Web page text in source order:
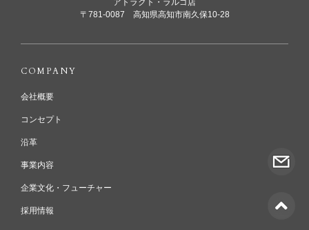
〒781-0087 高知県高知市南久保10-28
COMPANY
会社概要
コンセプト
沿革
事業内容
企業文化・フューチャー
採用情報